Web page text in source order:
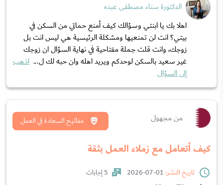
الدكتورة سناء مصطفى عبده
اهلا بك يا ابنتي وسؤالك كيف أمنع حماتي من السكن في
بيتي؟ انت لن تمنعيها ومشكلة الرئيسية هي ليس انت بل
زوجك، وانت قلت جملة مفتاحية في نهاية السؤال ان زوجك
غير سعيد بالسكن لوحدكم ويريد اهله وان حبه لك ل... اذهب
إلى السؤال
من مجهول
كيف أتعامل مع زملاء العمل بثقة
مفاتيح السعادة في العمل
تاريخ النشر:
5 إجابات